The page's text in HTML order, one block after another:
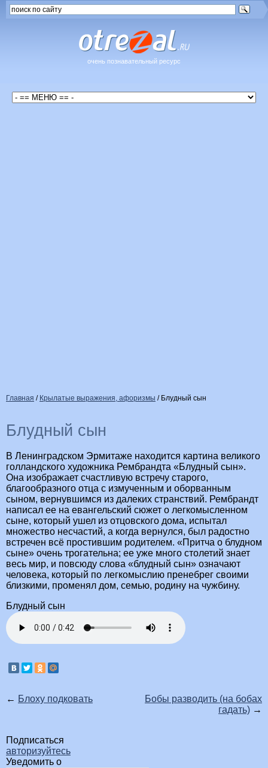
очень познавательный ресурс
Главная / Крылатые выражения, афоризмы / Блудный сын
Блудный сын
В Ленинградском Эрмитаже находится картина великого
голландского художника Рембрандта «Блудный сын».
Она изображает счастливую встречу старого,
благообразного отца с измученным и оборванным
сыном, вернувшимся из далеких странствий. Рембрандт
написал ее на евангельский сюжет о легкомысленном
сыне, который ушел из отцовского дома, испытал
множество несчастий, а когда вернулся, был радостно
встречен всё простившим родителем. «Притча о блудном
сыне» очень трогательна; ее уже много столетий знает
весь мир, и повсюду слова «блудный сын» означают
человека, который по легкомыслию пренебрег своими
близкими, променял дом, семью, родину на чужбину.
Блудный сын
← Блоху подковать
Бобы разводить (на бобах
гадать) →
Подписаться
авторизуйтесь
Уведомить о